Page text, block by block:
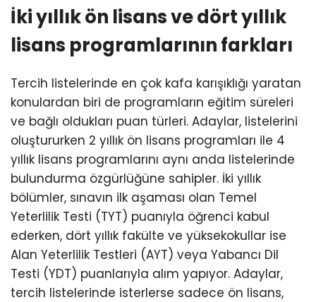
İki yıllık ön lisans ve dört yıllık
lisans programlarının farkları
Tercih listelerinde en çok kafa karışıklığı yaratan
konulardan biri de programların eğitim süreleri
ve bağlı oldukları puan türleri. Adaylar, listelerini
oluştururken 2 yıllık ön lisans programları ile 4
yıllık lisans programlarını aynı anda listelerinde
bulundurma özgürlüğüne sahipler. İki yıllık
bölümler, sınavın ilk aşaması olan Temel
Yeterlilik Testi (TYT) puanıyla öğrenci kabul
ederken, dört yıllık fakülte ve yüksekokullar ise
Alan Yeterlilik Testleri (AYT) veya Yabancı Dil
Testi (YDT) puanlarıyla alım yapıyor. Adaylar,
tercih listelerinde isterlerse sadece ön lisans,